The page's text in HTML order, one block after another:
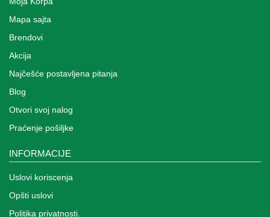
Mapa sajta
Brendovi
Akcija
Najčešće postavljena pitanja
Blog
Otvori svoj nalog
Praćenje pošiljke
INFORMACIJE
Uslovi koriscenja
Opšti uslovi
Politika privatnosti.